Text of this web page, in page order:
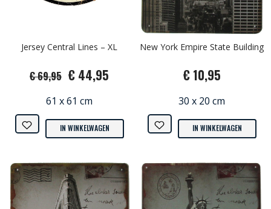
Jersey Central Lines – XL
€ 69,95 € 44,95
61 x 61 cm
IN WINKELWAGEN
New York Empire State Building
€ 10,95
30 x 20 cm
IN WINKELWAGEN